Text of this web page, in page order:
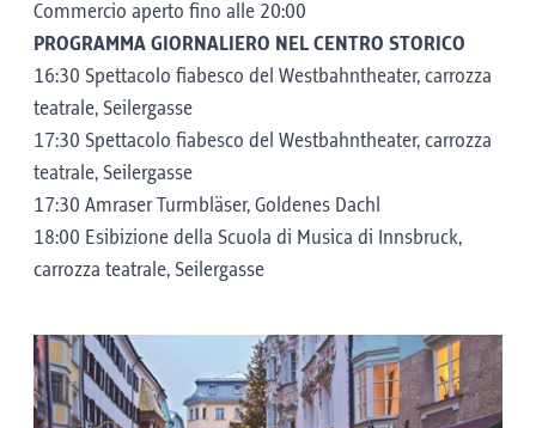
Commercio aperto fino alle 20:00
PROGRAMMA GIORNALIERO NEL CENTRO STORICO
16:30 Spettacolo fiabesco del Westbahntheater, carrozza
teatrale, Seilergasse
17:30 Spettacolo fiabesco del Westbahntheater, carrozza
teatrale, Seilergasse
17:30 Amraser Turmbläser, Goldenes Dachl
18:00 Esibizione della Scuola di Musica di Innsbruck,
carrozza teatrale, Seilergasse